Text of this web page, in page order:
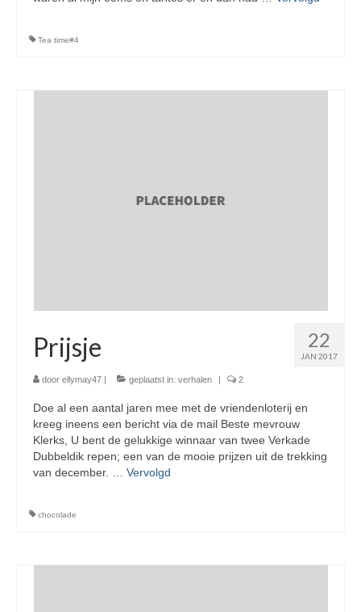
Tea time#4
22
JAN 2017
Prijsje
door ellymay47 geplaatst in: verhalen 2
Doe al een aantal jaren mee met de vriendenloterij en
kreeg ineens een bericht via de mail Beste mevrouw
Klerks, U bent de gelukkige winnaar van twee Verkade
Dubbeldik repen; een van de mooie prijzen uit de trekking
van december. … Vervolgd
chocolade